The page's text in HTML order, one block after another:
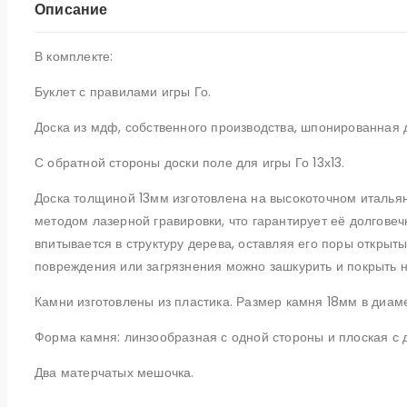
стандарт
Описание
В комплекте:
Буклет с правилами игры Го.
Доска из мдф, собственного производства,
С обратной стороны доски поле для игры Го 13х13.
Доска толщиной 13мм изготовлена на высокоточном
методом лазерной гравировки, что гарантирует её
впитывается в структуру дерева, оставляя его поры
повреждения или загрязнения можно зашкурить и
Камни изготовлены из пластика. Размер камня 18мм в
Форма камня: линзообразная с одной стороны и плоская с
Два матерчатых мешочка.